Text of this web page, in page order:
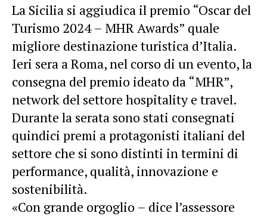
La Sicilia si aggiudica il premio “Oscar del
Turismo 2024 – MHR Awards” quale
migliore destinazione turistica d’Italia.
Ieri sera a Roma, nel corso di un evento, la
consegna del premio ideato da “MHR”,
network del settore hospitality e travel.
Durante la serata sono stati consegnati
quindici premi a protagonisti italiani del
settore che si sono distinti in termini di
performance, qualità, innovazione e
sostenibilità.
«Con grande orgoglio – dice l’assessore